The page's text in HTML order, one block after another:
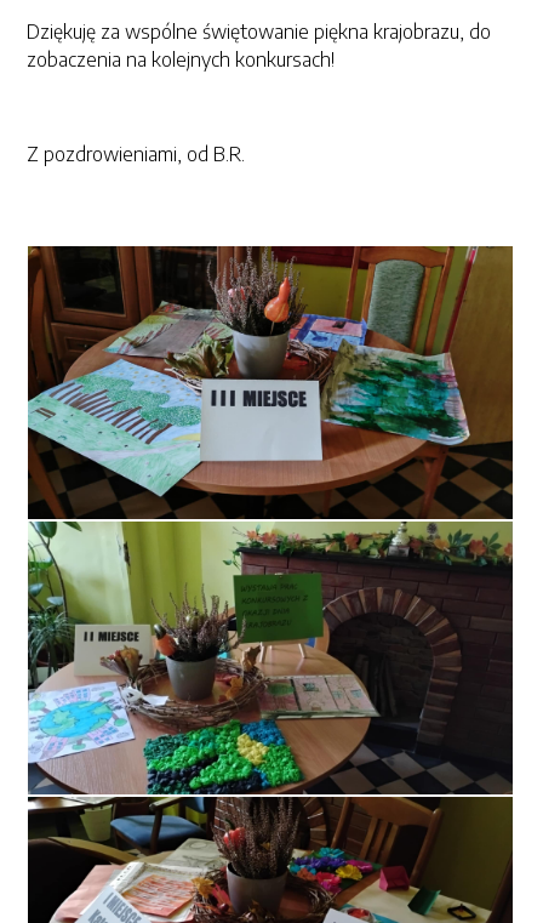
Dziękuję za wspólne świętowanie piękna krajobrazu, do
zobaczenia na kolejnych konkursach!
Z pozdrowieniami, od B.R.